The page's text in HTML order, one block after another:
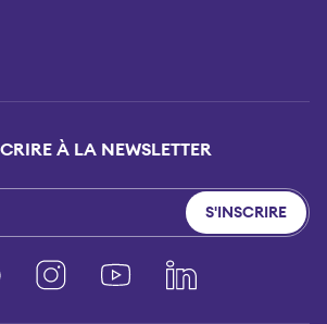
À LA NEWSLETTER
S'INSCRIRE
FacebookInstagramYouTubeLinkedIn